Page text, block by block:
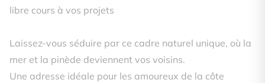
libre cours à vos projets
Laissez-vous séduire par ce cadre naturel unique, où la
mer et la pinède deviennent vos voisins.
Une adresse idéale pour les amoureux de la côte